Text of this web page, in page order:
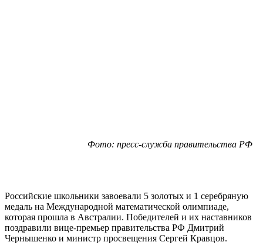
Фото: пресс-служба правительства РФ
Российские школьники завоевали 5 золотых и 1 серебряную
медаль на Международной математической олимпиаде,
которая прошла в Австралии. Победителей и их наставников
поздравили вице-премьер правительства РФ Дмитрий
Чернышенко и министр просвещения Сергей Кравцов.